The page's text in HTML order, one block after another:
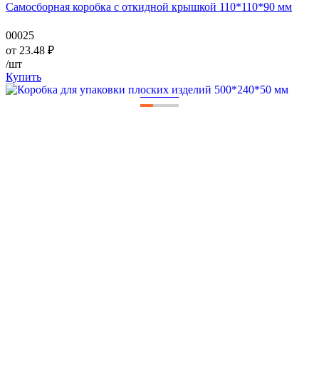
Самосборная коробка с откидной крышкой 110*110*90 мм
00025
от 23.48 ₽
/шт
Купить
———